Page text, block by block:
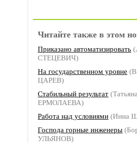
Читайте также в этом
Приказано автоматизировать
СТЕЦЕВИЧ)
На государственном уровне
ЦАРЕВ)
Стабильный результат
ЕРМОЛАЕВА)
Работа над условиями (Инна
Господа горные инженеры
УЛЬЯНОВ)